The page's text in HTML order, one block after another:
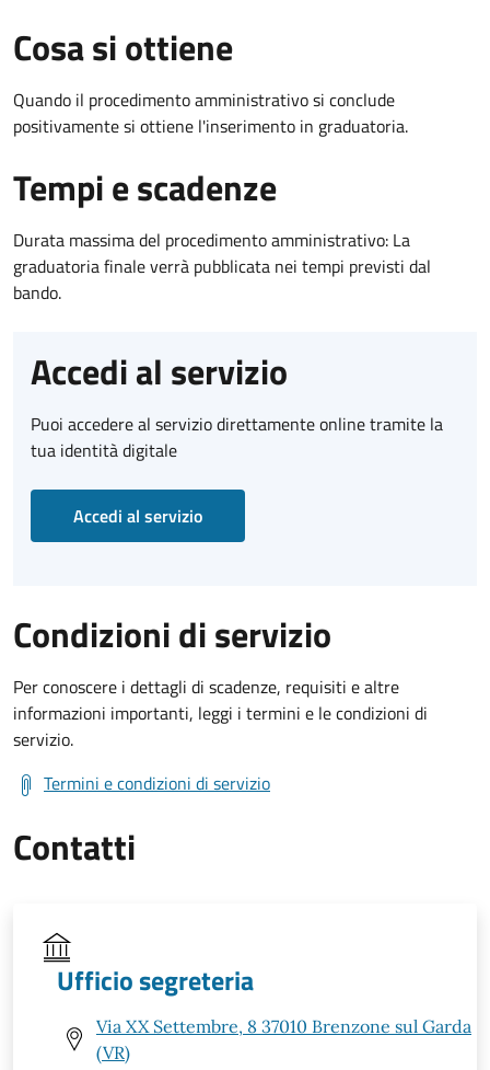
Cosa si ottiene
Quando il procedimento amministrativo si conclude
positivamente si ottiene l'inserimento in graduatoria.
Tempi e scadenze
Durata massima del procedimento amministrativo: La
graduatoria finale verrà pubblicata nei tempi previsti dal
bando.
Accedi al servizio
Puoi accedere al servizio direttamente online tramite la
tua identità digitale
Accedi al servizio
Condizioni di servizio
Per conoscere i dettagli di scadenze, requisiti e altre
informazioni importanti, leggi i termini e le condizioni di
servizio.
Termini e condizioni di servizio
Contatti
Ufficio segreteria
Via XX Settembre, 8 37010 Brenzone sul Garda
(VR)